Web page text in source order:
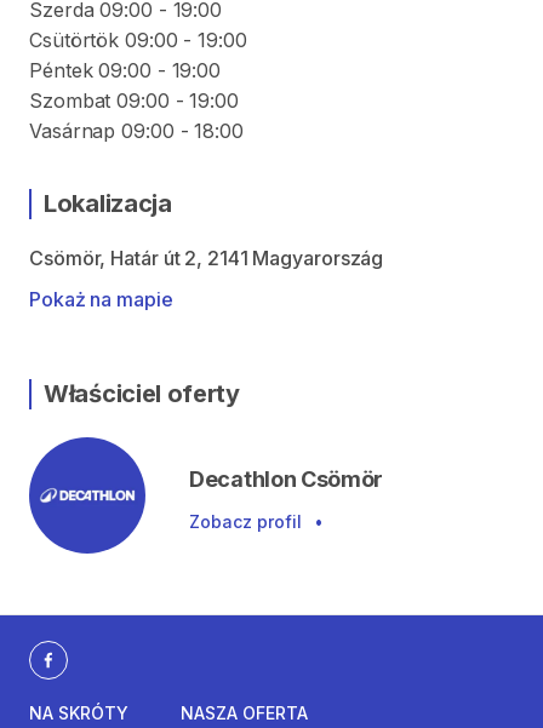
Szerda 09:00 - 19:00
Csütörtök 09:00 - 19:00
Péntek 09:00 - 19:00
Szombat 09:00 - 19:00
Vasárnap 09:00 - 18:00
Lokalizacja
Csömör, Határ út 2, 2141 Magyarország
Pokaż na mapie
Właściciel oferty
Decathlon Csömör
Zobacz profil •
NA SKRÓTY
NASZA OFERTA